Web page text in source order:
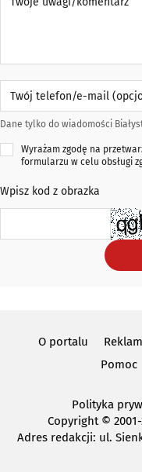
Dane tylko do wiadomości
Wyrażam zgodę na
formularzu w celu obsługi
Wpisz kod z obrazka
O portalu
Pomoc
Polityka
Copyright© 2001-
Adres redakcji: ul.